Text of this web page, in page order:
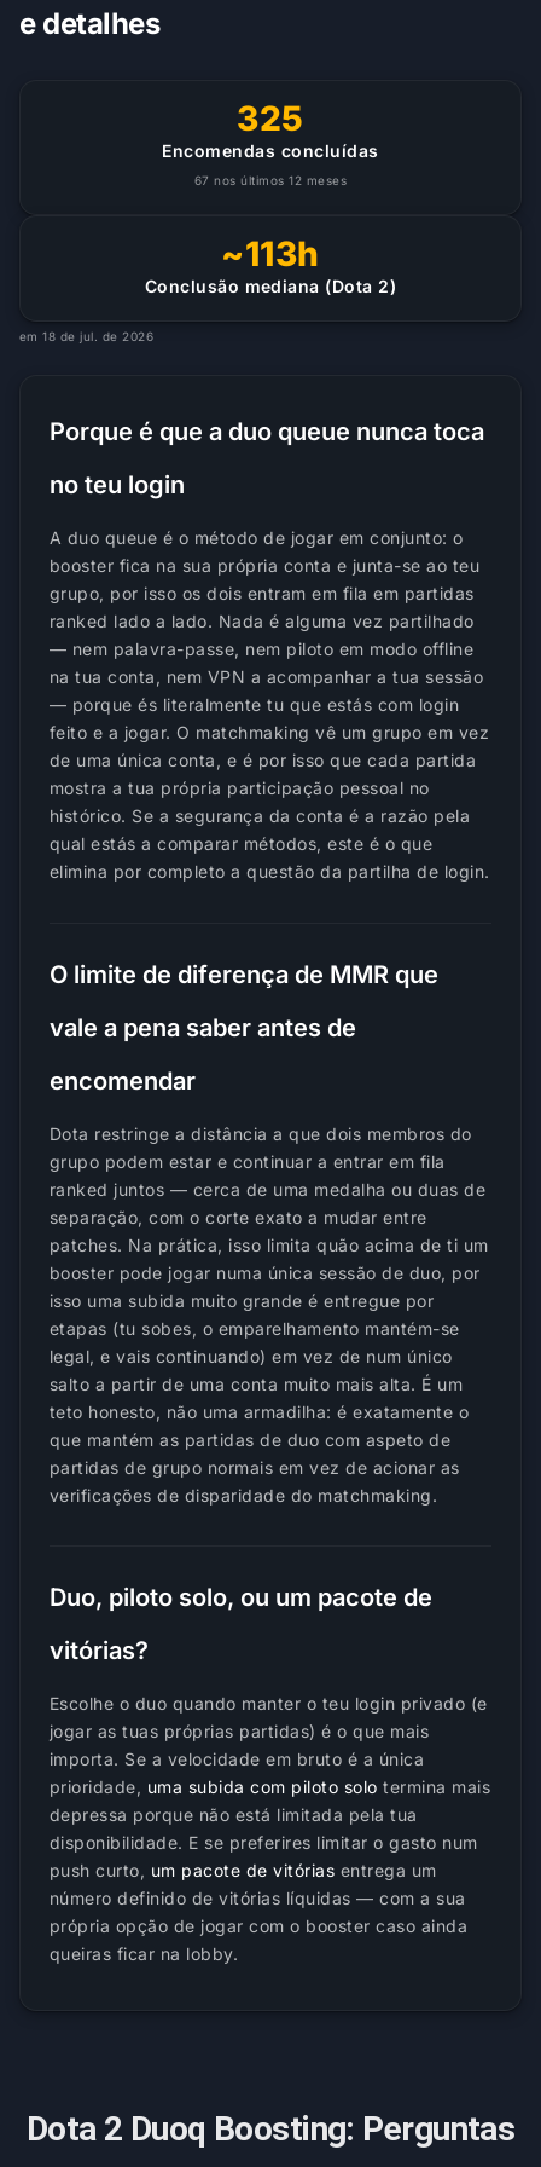
e detalhes
325
Encomendas concluídas
67 nos últimos 12 meses
~113h
Conclusão mediana (Dota 2)
em 18 de jul. de 2026
Porque é que a duo queue nunca toca
no teu login
A duo queue é o método de jogar em conjunto: o
booster fica na sua própria conta e junta-se ao teu
grupo, por isso os dois entram em fila em partidas
ranked lado a lado. Nada é alguma vez partilhado
— nem palavra-passe, nem piloto em modo offline
na tua conta, nem VPN a acompanhar a tua sessão
— porque és literalmente tu que estás com login
feito e a jogar. O matchmaking vê um grupo em vez
de uma única conta, e é por isso que cada partida
mostra a tua própria participação pessoal no
histórico. Se a segurança da conta é a razão pela
qual estás a comparar métodos, este é o que
elimina por completo a questão da partilha de login.
O limite de diferença de MMR que
vale a pena saber antes de
encomendar
Dota restringe a distância a que dois membros do
grupo podem estar e continuar a entrar em fila
ranked juntos — cerca de uma medalha ou duas de
separação, com o corte exato a mudar entre
patches. Na prática, isso limita quão acima de ti um
booster pode jogar numa única sessão de duo, por
isso uma subida muito grande é entregue por
etapas (tu sobes, o emparelhamento mantém-se
legal, e vais continuando) em vez de num único
salto a partir de uma conta muito mais alta. É um
teto honesto, não uma armadilha: é exatamente o
que mantém as partidas de duo com aspeto de
partidas de grupo normais em vez de acionar as
verificações de disparidade do matchmaking.
Duo, piloto solo, ou um pacote de
vitórias?
Escolhe o duo quando manter o teu login privado (e
jogar as tuas próprias partidas) é o que mais
importa. Se a velocidade em bruto é a única
prioridade, uma subida com piloto solo termina mais
depressa porque não está limitada pela tua
disponibilidade. E se preferires limitar o gasto num
push curto, um pacote de vitórias entrega um
número definido de vitórias líquidas — com a sua
própria opção de jogar com o booster caso ainda
queiras ficar na lobby.
Dota 2 Duoq Boosting: Perguntas